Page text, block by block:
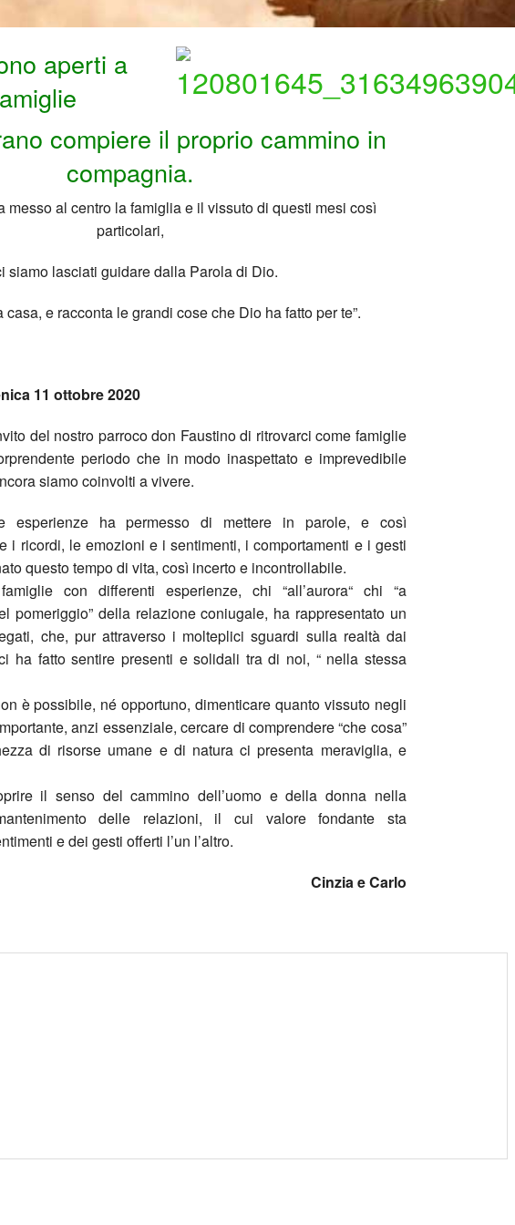
canto nel nuovo messale
Fionda La storia della Fionda
Link Utili
aperti a
compiere il proprio cammino in
compagnia.
messo al centro la famiglia e il vissuto di questi mesi così
particolari,
siamo lasciati guidare dalla Parola di Dio.
casa, e racconta le grandi cose che Dio ha fatto per te”.
11 ottobre 2020
del nostro parroco don Faustino di ritrovarci come famiglie
periodo che in modo inaspettato e imprevedibile
siamo coinvolti a vivere.
esperienze ha permesso di mettere in parole, e così
i ricordi, le emozioni e i sentimenti, i comportamenti e i gesti
questo tempo di vita, così incerto e incontrollabile.
con differenti esperienze, chi “all’aurora“ chi “a
pomeriggio” della relazione coniugale, ha rappresentato un
che, pur attraverso i molteplici sguardi sulla realtà dai
ha fatto sentire presenti e solidali tra di noi, “ nella stessa
è possibile, né opportuno, dimenticare quanto vissuto negli
anzi essenziale, cercare di comprendere “che cosa”
di risorse umane e di natura ci presenta meraviglia, e
il senso del cammino dell’uomo e della donna nella
delle relazioni, il cui valore fondante sta
e dei gesti offerti l’un l’altro.
Cinzia e Carlo